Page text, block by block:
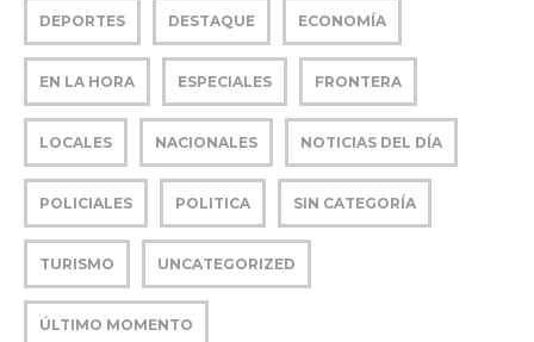
DEPORTES DESTAQUE ECONOMÍA
EN LA HORA ESPECIALES FRONTERA
LOCALES NACIONALES NOTICIAS DEL DÍA
POLICIALES POLITICA SIN CATEGORÍA
TURISMO UNCATEGORIZED
ÚLTIMO MOMENTO